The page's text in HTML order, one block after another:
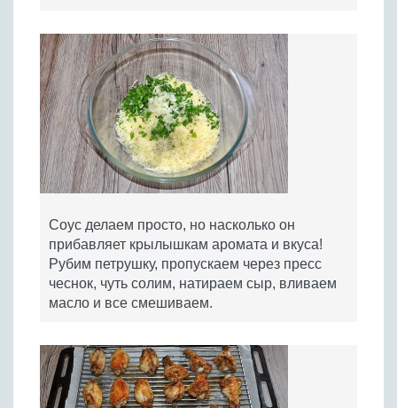
Соус делаем просто, но насколько он
прибавляет крылышкам аромата и вкуса!
Рубим петрушку, пропускаем через пресс
чеснок, чуть солим, натираем сыр, вливаем
масло и все смешиваем.